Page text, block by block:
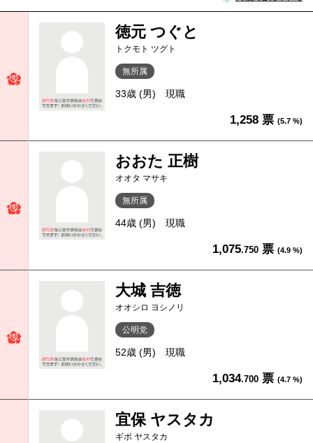
徳元 つぐと
トクモト ツグト
無所属
33歳 (男) 現職
1,258 票 (5.7 %)
おおた 正樹
オオタ マサキ
無所属
44歳 (男) 現職
1,075.750 票 (4.9 %)
大城 吉徳
オオシロ ヨシノリ
公明党
52歳 (男) 現職
1,034.700 票 (4.7 %)
宜保 ヤスタカ
ギボ ヤスタカ